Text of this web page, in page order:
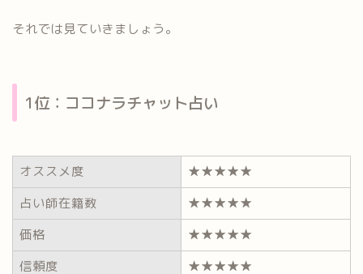
それでは見ていきましょう。
1位：ココナラチャット占い
オススメ度
★★★★★
占い師在籍数
★★★★★
価格
★★★★★
信頼度
★★★★★